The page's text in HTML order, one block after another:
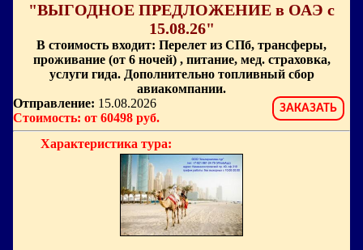
"ВЫГОДНОЕ ПРЕДЛОЖЕНИЕ в ОАЭ с
15.08.26"
В стоимость входит: Перелет из СПб, трансферы,
проживание (от 6 ночей) , питание, мед. страховка,
услуги гида. Дополнительно топливный сбор
авиакомпании.
ЗАКАЗАТЬ
Отправление: 15.08.2026
Стоимость: от 60498 руб.
Характеристика тура: